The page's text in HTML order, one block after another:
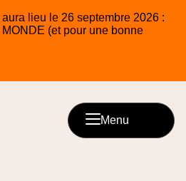
lieu le 26 septembre 2026 :
(et pour une bonne
Menu